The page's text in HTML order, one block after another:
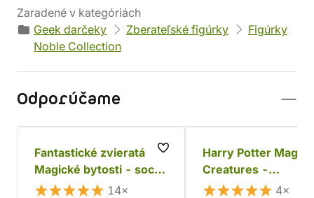
Zaradené v kategóriách
Geek darčeky
Zberateľské figúrky
Figúrky
Noble Collection
Odporúčame
Fantastické zvieratá
Magické bytosti - socha
Hrabáka
14×
Harry Potter
Creatures -
Cornwallský rarach
4×